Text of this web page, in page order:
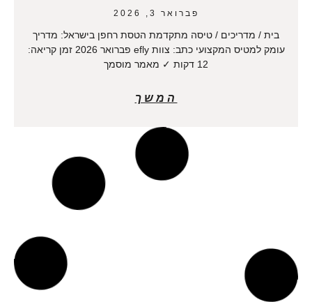
פברואר 3, 2026
בית / מדריכים / טיסה מתקדמת הטסת רחפן בישראל: מדריך
עומק למטיס המקצועי כתב: צוות efly פברואר 2026 זמן קריאה:
12 דקות ✓ מאמר מוסמך
המשך